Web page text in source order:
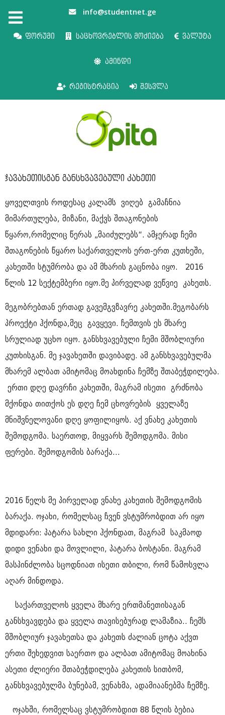
info@studentnet.ge
ფორუმი საცხოვრებლის მოძიება ვალუტა
ამინდი
რეგისტრაცია შესვლა
ჯავახეთისგან განსხვავებული კახეთი
ყოველთვის როდესაც კალამს ვიღებ გამაჩნია
მიმართულება, მიზანი, მაქვს შთაგონების
წყარო,რომელიც წერას „მაიძულებს“. ამჯერად ჩემი
შთაგონების წყარო საქართველოს ერთ-ერთ კუთხეში,
კახეთში სტუმრობა და ამ მხარის გაცნობა იყო. 2016
წლის 12 სექტემბერი იყო.მე პირველად ვეწვიე კახეთს.
მეგობრებთან ერთად გავემგვზავრე კახეთში.მეგობარს
პროექტი ჰქონდა,მეც გავყევი. ჩემთვის ეს მხარე
სრულიად უცხო იყო. განსხვავებული ჩემი მშობლიური
კუთხისგან. მე ჯავახეთში დავიბადე. ამ განსხვავებულმა
მხარემ ალბათ ამიტომაც მოახდინა ჩემზე შთაბეჭდილება.
ერთი დღე დავრჩი კახეთში, მაგრამ ისეთი გრძნობა
მქონდა თითქოს ეს დღე ჩემ ცხოვრების ყველაზე
მნიშვნელოვანი დღე ყოფილიყოს. აქ ვნახე კახეთის
შემოდგომა. საერთოდ, მიყვარს შემოდგომა. მისი
ფერები. შემოდგომის ბარაქა...
2016 წელს მე პირველად ვნახე კახეთის შემოდგომის
ბარაქა. ოჯახი, რომელსაც ჩვენ ვსტუმრობდით არ იყო
მდიდარი: პატარა სახლი ჰქონდათ, მაგრამ საკმაოდ
დიდი ვენახი და მოვლილი, პატარა ბოსტანი. მაგრამ
მასპინძლობა სცოდნიათ ისეთი თბილი, რომ წამოსვლა
აღარ მინდოდა.
საქართველოს ყველა მხარე ერთმანეთისაგან
განსხვავდება და ყველა თავისებურად ლამაზია.. ჩემს
მშობლიურ ჯავახეთსა და კახეთს ძალიან ცოტა აქვთ
ერთი შეხედვით საერთო და ალბათ ამიტომაც მოახინა
ასეთი ძლიერი შთაბეჭდილება კახეთის სითბომ,
განსხვავებულმა ბუნებამ, ვენახმა, ადამიაანებმა ჩემზე.
ოჯახში, რომელსაც ვსტუმრობდით 88 წლის ბებია